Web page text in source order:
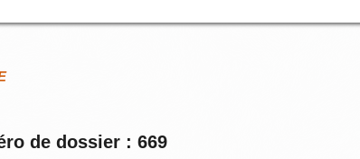
de dossier : 669